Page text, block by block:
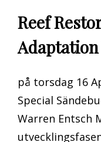
Reef
på torsdag 16
Special
Warren Entsch